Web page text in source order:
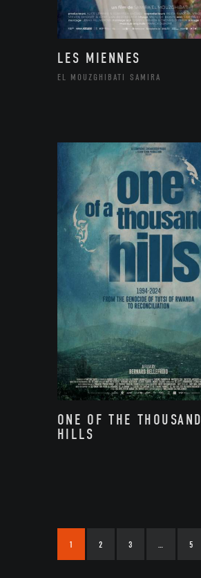
LES MIENNES
EL MOUZGHIBATI SAMIRA
ONE OF THE THOUSAND
HILLS
1 2 3 … 5